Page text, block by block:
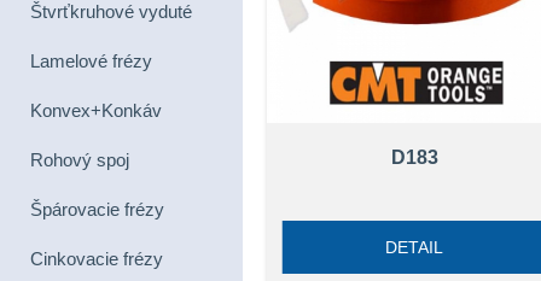
Štvrťkruhové vyduté
Lamelové frézy
Konvex+Konkáv
Rohový spoj
Špárovacie frézy
Cinkovacie frézy
D183
DETAIL